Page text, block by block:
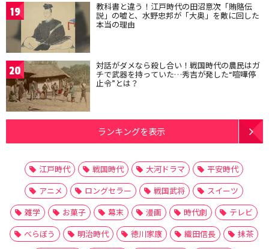
19 教科書と違う！江戸時代の田沼意次「賄賂伝
説」の嘘と、水野忠邦が「大奥」を敵に回した
本当の理由
20 対話がダメなら殺し合い！戦国時代の農民はガ
チで武器を持っていた…秀吉が発した“喧嘩停
止令”とは？
ランキングを表示
江戸時代 戦国時代 大河ドラマ
平安時代
アニメ
ロングセラー 戦国武将
スイーツ
雑学
お菓子 幕末 漫画 時代劇
テレビ
べらぼう
明治時代 徳川家康 織田信長
抹茶